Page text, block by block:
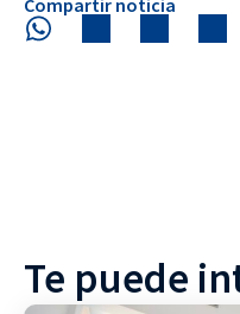
Te puede